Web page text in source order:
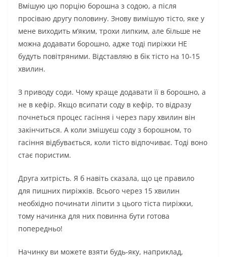
Вмішую цю порцію борошна з содою, а після
просіваю другу половину. Знову вимішую тісто, яке у
мене виходить м’яким, трохи липким, але більше не
можна додавати борошно, адже тоді пиріжки НЕ
будуть повітряними. Відставляю в бік тісто на 10-15
хвилин.
З приводу соди. Чому краще додавати її в борошно, а
не в кефір. Якщо всипати соду в кефір, то відразу
почнеться процес гасіння і через пару хвилин він
закінчиться. А коли змішуєш соду з борошном, то
гасіння відбувається, коли тісто відпочиває. Тоді воно
стає пористим.
Друга хитрість. Я б навіть сказала, що це правило
для пишних пиріжків. Всього через 15 хвилин
необхідно починати ліпити з цього тіста пиріжки,
тому начинка для них повинна бути готова
попередньо!
Начинку ви можете взяти будь-яку, наприклад,